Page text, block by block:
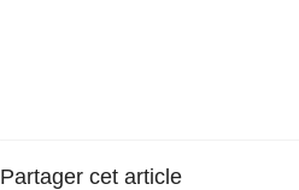
Partager cet article